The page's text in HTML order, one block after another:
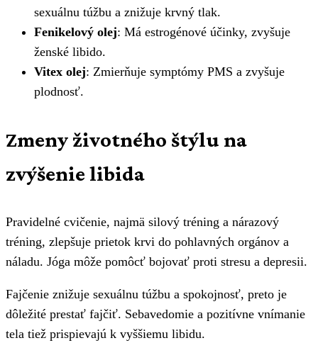
sexuálnu túžbu a znižuje krvný tlak.
Fenikelový olej: Má estrogénové účinky, zvyšuje
ženské libido.
Vitex olej: Zmierňuje symptómy PMS a zvyšuje
plodnosť.
Zmeny životného štýlu na
zvýšenie libida
Pravidelné cvičenie, najmä silový tréning a nárazový
tréning, zlepšuje prietok krvi do pohlavných orgánov a
náladu. Jóga môže pomôcť bojovať proti stresu a depresii.
Fajčenie znižuje sexuálnu túžbu a spokojnosť, preto je
dôležité prestať fajčiť. Sebavedomie a pozitívne vnímanie
tela tiež prispievajú k vyššiemu libidu.